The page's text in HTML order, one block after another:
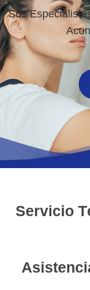
Sus
Servicio